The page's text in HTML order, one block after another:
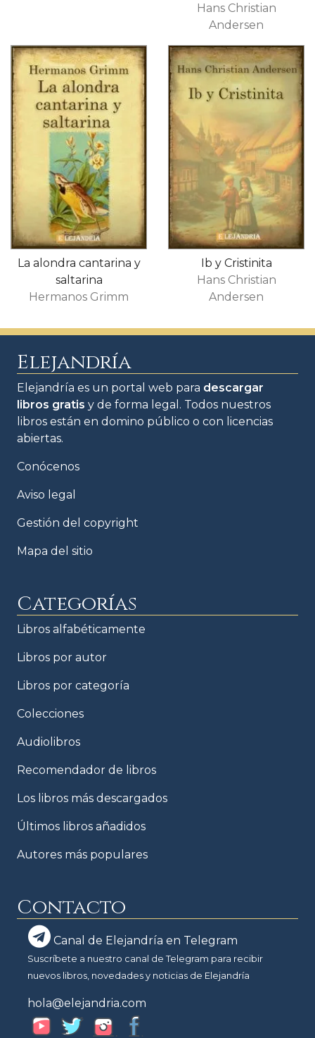
Hans Christian
Andersen
La alondra cantarina y
saltarina
Hermanos Grimm
Ib y Cristinita
Hans Christian
Andersen
Elejandría
Elejandría es un portal web para descargar
libros gratis y de forma legal. Todos nuestros
libros están en domino público o con licencias
abiertas.
Conócenos
Aviso legal
Gestión del copyright
Mapa del sitio
Categorías
Libros alfabéticamente
Libros por autor
Libros por categoría
Colecciones
Audiolibros
Recomendador de libros
Los libros más descargados
Últimos libros añadidos
Autores más populares
Contacto
Canal de Elejandría en Telegram
Suscríbete a nuestro canal de Telegram para recibir
nuevos libros, novedades y noticias de Elejandría
hola@elejandria.com